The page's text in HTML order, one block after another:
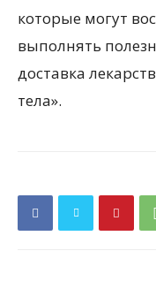
которые могут
выполнять
доставка
тела».